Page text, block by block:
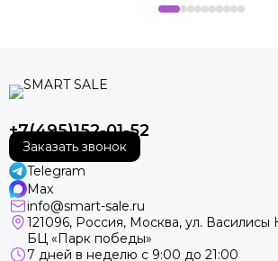
+7(495)152-01-52
Заказать звонок
Telegram
Max
info@smart-sale.ru
121096, Россия, Москва, ул. Василисы
БЦ «Парк победы»
7 дней в неделю с 9:00 до 21:00